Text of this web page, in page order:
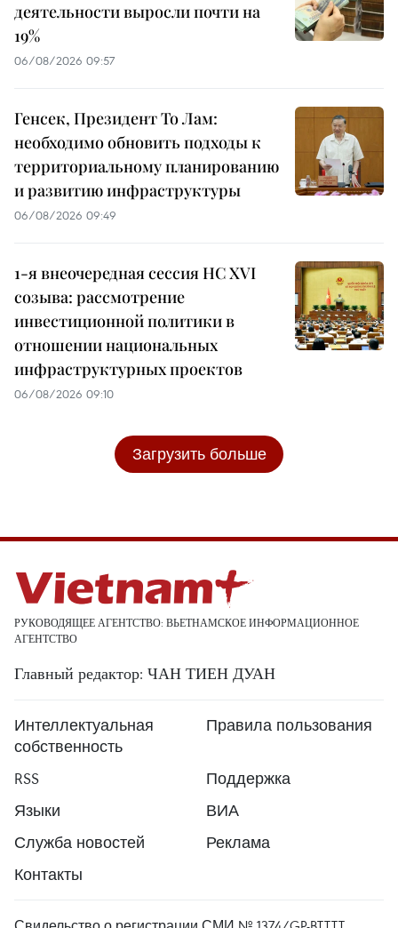
деятельности выросли почти на
19%
06/08/2026 09:57
Генсек, Президент То Лам:
необходимо обновить подходы к
территориальному планированию
и развитию инфраструктуры
06/08/2026 09:49
1-я внеочередная сессия НС XVI
созыва: рассмотрение
инвестиционной политики в
отношении национальных
инфраструктурных проектов
06/08/2026 09:10
Загрузить больше
РУКОВОДЯЩЕЕ АГЕНТСТВО: ВЬЕТНАМСКОЕ ИНФОРМАЦИОННОЕ
АГЕНТСТВО
Главный редактор: ЧАН ТИЕН ДУАН
Интеллектуальная
собственность
Правила пользования
RSS
Поддержка
Языки
ВИА
Служба новостей
Реклама
Контакты